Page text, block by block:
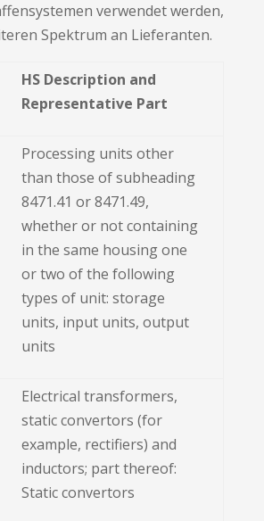
verwendet werden,
Spektrum an Lieferanten.
HS Description and
Representative Part
Processing units other
than those of subheading
8471.41 or 8471.49,
whether or not containing
in the same housing one
or two of the following
types of unit: storage
units, input units, output
units
Electrical transformers,
static convertors (for
example, rectifiers) and
inductors; part thereof:
Static convertors